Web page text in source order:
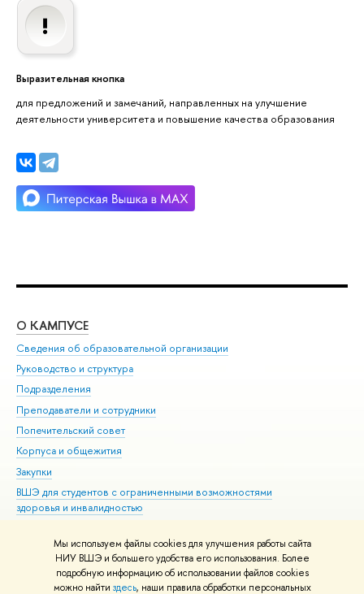
Мы используем файлы cookies для улучшения работы сайта
НИУ ВШЭ и большего удобства его использования. Более
подробную информацию об использовании файлов cookies
можно найти здесь, наши правила обработки персональных
Выразительная кнопка
для предложений и замечаний, направленных на улучшение
деятельности университета и повышение качества образования
О КАМПУСЕ
Сведения об образовательной организации
Руководство и структура
Подразделения
Преподаватели и сотрудники
Попечительский совет
Корпуса и общежития
Закупки
ВШЭ для студентов с ограниченными возможностями
здоровья и инвалидностью
Единая платежная страница